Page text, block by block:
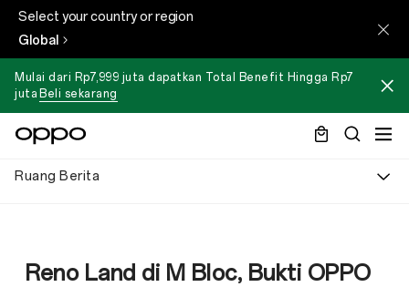
Select your country or region
Global
Mulai dari Rp7,999 juta dapatkan Total Benefit Hingga Rp7
juta Beli sekarang
Ruang Berita
Reno Land di M Bloc, Bukti OPPO